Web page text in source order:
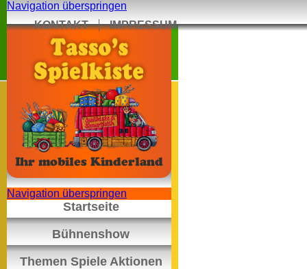
Navigation überspringen
KONTAKT
IMPRESSUM
Navigation überspringen
Startseite
Bühnenshow
Themen Spiele Aktionen